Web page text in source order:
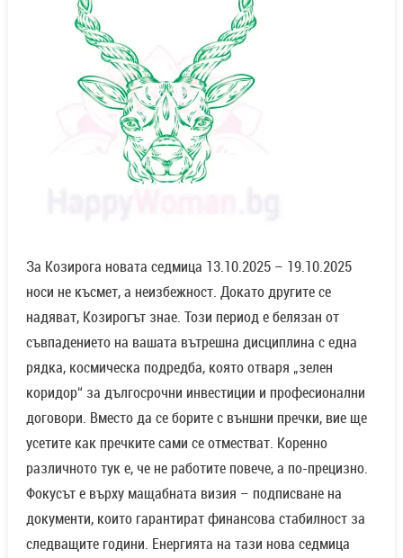
За Козирога новата седмица 13.10.2025 – 19.10.2025
носи не късмет, а неизбежност. Докато другите се
надяват, Козирогът знае. Този период е белязан от
съвпадението на вашата вътрешна дисциплина с една
рядка, космическа подредба, която отваря „зелен
коридор“ за дългосрочни инвестиции и професионални
договори. Вместо да се борите с външни пречки, вие ще
усетите как пречките сами се отместват. Коренно
различното тук е, че не работите повече, а по-прецизно.
Фокусът е върху мащабната визия – подписване на
документи, които гарантират финансова стабилност за
следващите години. Енергията на тази нова седмица